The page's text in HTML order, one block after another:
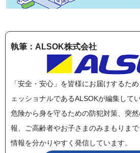
執筆：ALSOK株式会社
「安全・安心」を皆様にお届けするた
ェッショナルであるALSOKが編集して
危険から身を守るための防犯対策、突
報、ご高齢者やお子さまのみまもりま
情報を分かりやすく発信しています。